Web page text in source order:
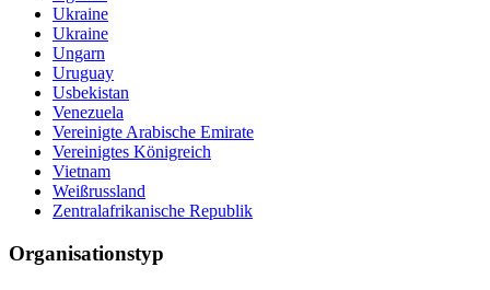
Ukraine
Ukraine
Ungarn
Uruguay
Usbekistan
Venezuela
Vereinigte Arabische Emirate
Vereinigtes Königreich
Vietnam
Weißrussland
Zentralafrikanische Republik
Organisationstyp